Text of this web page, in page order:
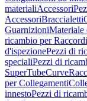
materialiAccessori
AccessoriBraccialetti
GuarnizioniMateriale
ricambio per Raccordi
d'ispezionePezzi di
specialiPezzi di
SuperTubeCurve
per Collegamenti
innestoPezzi di